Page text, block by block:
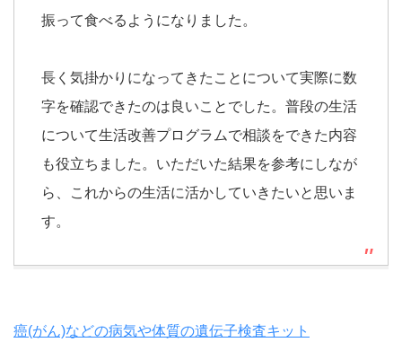
振って食べるようになりました。
長く気掛かりになってきたことについて実際に数
字を確認できたのは良いことでした。普段の生活
について生活改善プログラムで相談をできた内容
も役立ちました。いただいた結果を参考にしなが
ら、これからの生活に活かしていきたいと思いま
す。
癌(がん)などの病気や体質の遺伝子検査キット